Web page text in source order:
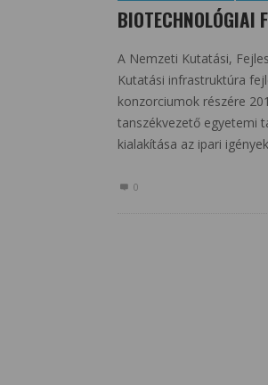
BIOTECHNOLÓGIAI
A Nemzeti Kutatási,
Kutatási infrastruktúra
konzorciumok részére
tanszékvezető egyetemi
kialakítása az ipari
0